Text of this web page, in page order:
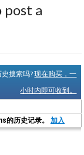
post a
史搜索吗?现在购买，一
小时内即可收到。
的历史记录。 加入